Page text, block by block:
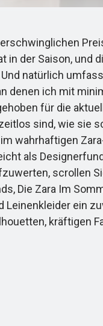
der Saison,
natürlich
denen ich mit
für die
sind, wie
wahrhaftigen
als
scrollen
Die Zara Im
ein
kräftigen